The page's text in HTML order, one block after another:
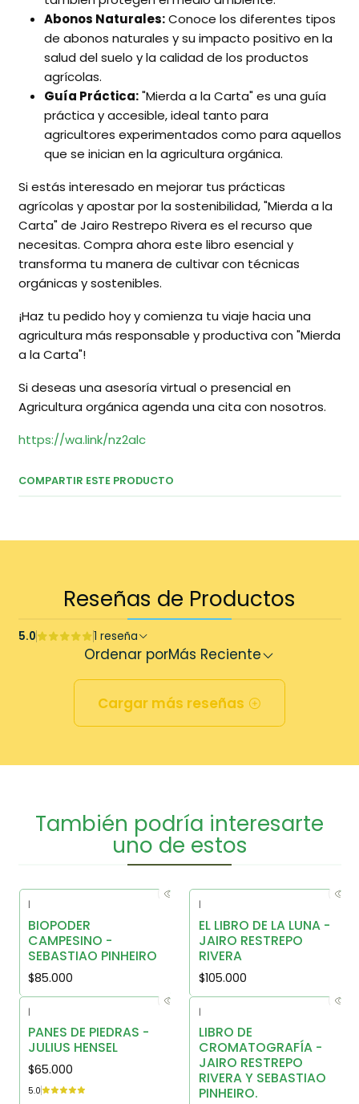
Abonos Naturales:Conoce los diferentes tipos
de abonos naturales y su impacto positivo en la
salud del suelo y la calidad de los productos
agrícolas.
Guía Práctica:"Mierda a la Carta" es una guía
práctica y accesible, ideal tanto para
agricultores experimentados como para aquellos
que se inician en la agricultura orgánica.
Si estás interesado en mejorar tus prácticas
agrícolas y apostar por la sostenibilidad, "Mierda a la
Carta" de Jairo Restrepo Rivera es el recurso que
necesitas. Compra ahora este libro esencial y
transforma tu manera de cultivar con técnicas
orgánicas y sostenibles.
¡Haz tu pedido hoy y comienza tu viaje hacia una
agricultura más responsable y productiva con "Mierda
a la Carta"!
Si deseas una asesoría virtual o presencial en
Agricultura orgánica agenda una cita con nosotros.
https://wa.link/nz2alc
COMPARTIR ESTE PRODUCTO
Reseñas de Productos
5.0 1 reseña
Ordenar porMás Reciente
Cargar más reseñas
También podría interesarte
uno de estos
|
BIOPODER
CAMPESINO -
SEBASTIAO PINHEIRO
$85.000
|
EL LIBRO DE LA LUNA -
JAIRO RESTREPO
RIVERA
$105.000
|
PANES DE PIEDRAS -
JULIUS HENSEL
$65.000
5.0
|
LIBRO DE
CROMATOGRAFÍA -
JAIRO RESTREPO
RIVERA Y SEBASTIAO
PINHEIRO.